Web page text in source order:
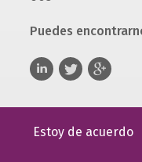
Puedes
Política de
Estoy de acuerdo